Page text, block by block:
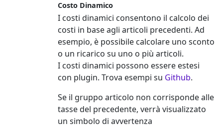
Costo Dinamico
I costi dinamici consentono il calcolo dei
costi in base agli articoli precedenti. Ad
esempio, è possibile calcolare uno sconto
o un ricarico su uno o più articoli.
I costi dinamici possono essere estesi
con plugin. Trova esempi su Github.
Se il gruppo articolo non corrisponde alle
tasse del precedente, verrà visualizzato
un simbolo di avvertenza